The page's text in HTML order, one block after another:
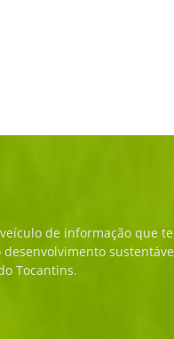
de informação que
Tocantins.